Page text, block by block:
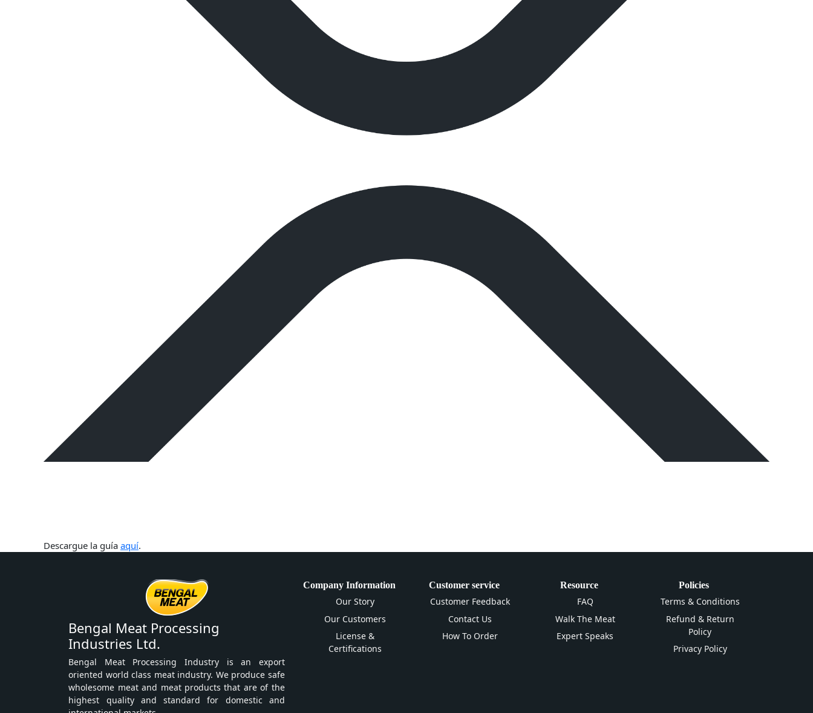
Descargue la guía aquí.
Bengal Meat Processing
Industries Ltd.
Bengal Meat Processing Industry is an export
oriented world class meat industry. We produce safe
wholesome meat and meat products that are of the
highest quality and standard for domestic and
Company Information
Our Story
Our Customers
License &
Certifications
Customer service
Customer Feedback
Contact Us
How To Order
Resource
FAQ
Walk The Meat
Expert Speaks
Policies
Terms & Conditions
Refund & Return
Policy
Privacy Policy